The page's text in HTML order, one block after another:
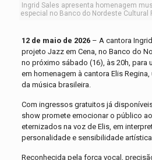
Ingrid Sales apresenta homenagem
especial no Banco do Nordeste Cultural
12 de maio de 2026– A cantora
projeto Jazz em Cena, no Banco do
no próximo sábado (16), às 20h, para
em homenagem à cantora Elis
da música brasileira.
Com ingressos gratuitos já
show promete emocionar o público
eternizados na voz de Elis, em
personalidade e sensibilidade artística
Reconhecida pela força vocal,